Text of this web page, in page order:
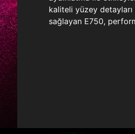
kaliteli yüzey
sağlayan E750,